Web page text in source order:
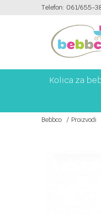
Telefon: 061/655-
Kolica za
Bebbco Proizvodi